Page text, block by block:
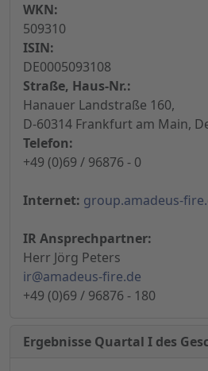
WKN:
509310
ISIN:
DE0005093108
Straße, Haus-Nr.:
Hanauer Landstraße 160,
D-60314 Frankfurt am Main,
Telefon:
+49 (0)69 / 96876 - 0
Internet: group.amadeus-
IR Ansprechpartner:
Herr Jörg Peters
ir@amadeus-fire.de
+49 (0)69 / 96876 - 180
Ergebnisse Quartal I des